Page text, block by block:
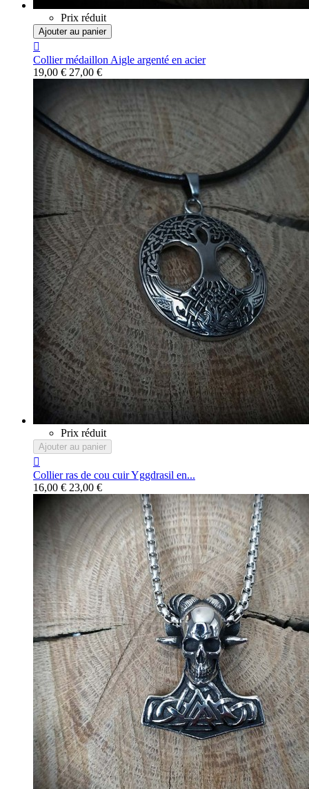
Prix réduit
Ajouter au panier

Collier médaillon Aigle argenté en acier
19,00 € 27,00 €
Prix réduit
Ajouter au panier

Collier ras de cou cuir Yggdrasil en...
16,00 € 23,00 €